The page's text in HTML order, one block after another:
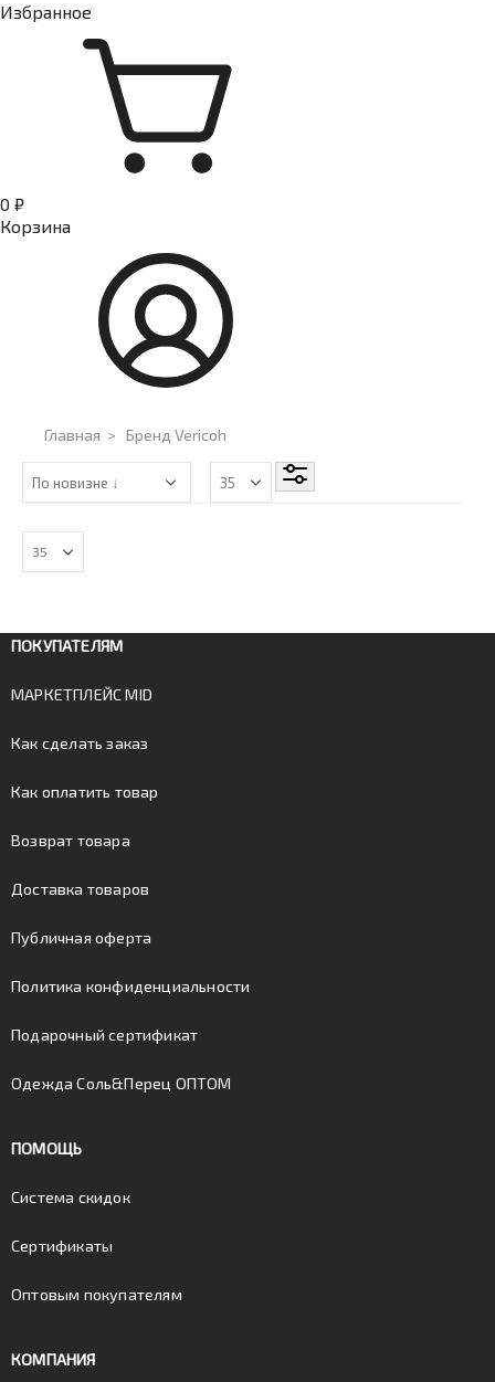
Избранное
0 ₽
Корзина
Главная > Бренд Vericoh
ПОКУПАТЕЛЯМ
МАРКЕТПЛЕЙС MID
Как сделать заказ
Как оплатить товар
Возврат товара
Доставка товаров
Публичная оферта
Политика конфиденциальности
Подарочный сертификат
Одежда Соль&Перец ОПТОМ
ПОМОЩЬ
Система скидок
Сертификаты
Оптовым покупателям
КОМПАНИЯ